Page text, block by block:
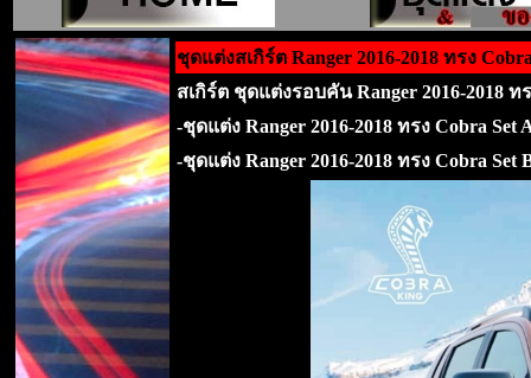
ชุดแต่งสเกิร์ต Ranger 2016-2018 ทรง
สเกิร์ต ชุดแต่งรอบคัน Ranger 2016-
-ชุดแต่ง Ranger 2016-2018 ทรง Cobra
-ชุดแต่ง Ranger 2016-2018 ทรง Cobra